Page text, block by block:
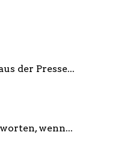
der Presse...
wenn...